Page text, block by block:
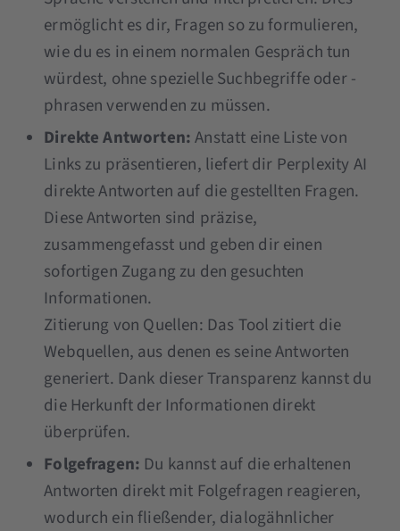
ermöglicht es dir, Fragen so zu formulieren,
wie du es in einem normalen Gespräch tun
würdest, ohne spezielle Suchbegriffe oder -
phrasen verwenden zu müssen.
Direkte Antworten:Anstatt eine Liste von
Links zu präsentieren, liefert dir Perplexity AI
direkte Antworten auf die gestellten Fragen.
Diese Antworten sind präzise,
zusammengefasst und geben dir einen
sofortigen Zugang zu den gesuchten
Informationen.
Zitierung von Quellen: Das Tool zitiert die
Webquellen, aus denen es seine Antworten
generiert. Dank dieser Transparenz kannst du
die Herkunft der Informationen direkt
überprüfen.
Folgefragen: Du kannst auf die erhaltenen
Antworten direkt mit Folgefragen reagieren,
wodurch ein fließender, dialogähnlicher